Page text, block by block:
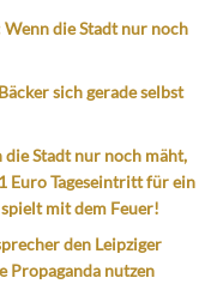
die Stadt nur noch
sich gerade selbst
Stadt nur noch mäht,
Euro Tageseintritt für ein
mit dem Feuer!
den Leipziger
Propaganda nutzen